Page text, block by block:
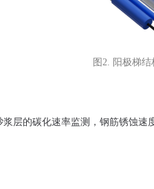
图2. 阳极梯结
层的碳化速率监测，钢筋锈蚀